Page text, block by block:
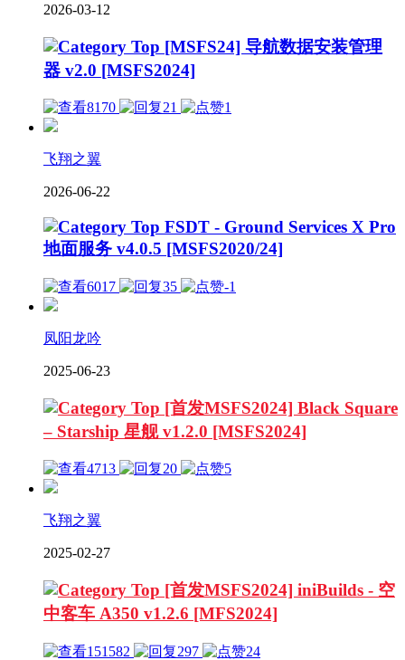
2026-03-12
[MSFS24] 导航数据安装管理
器 v2.0 [MSFS2024]
8170 21 1
飞翔之翼
2026-06-22
FSDT - Ground Services X Pro
地面服务 v4.0.5 [MSFS2020/24]
6017 35 -1
凤阳龙吟
2025-06-23
[首发MSFS2024] Black Square
– Starship 星舰 v1.2.0 [MSFS2024]
4713 20 5
飞翔之翼
2025-02-27
[首发MSFS2024] iniBuilds - 空
中客车 A350 v1.2.6 [MFS2024]
151582 297 24